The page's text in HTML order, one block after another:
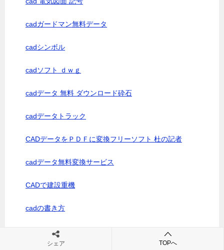
cadガードマン無料データ
cadシンボル
cadソフト ｄｗｇ
cadデータ 無料 ダウンロード砕石
cadデータトラック
CADデータをＰＤＦに変換フリーソフト 杜の記者
cadデータ無料変換サービス
CADで建設重機
cadの書き方
cadの杜 ダウンロード
シェア TOPへ